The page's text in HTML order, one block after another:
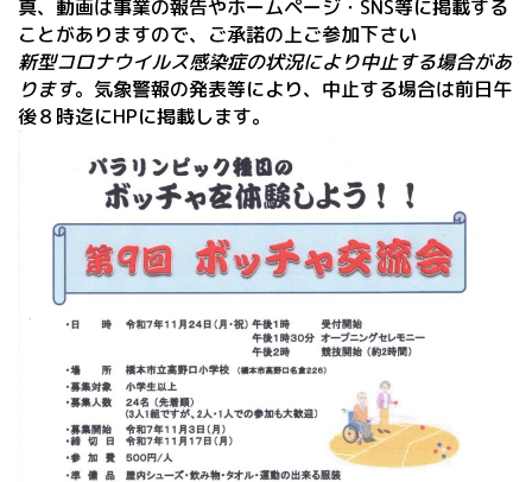
真、動画は事業の報告やホームページ・SNS等に掲載する
ことがありますので、ご承諾の上ご参加下さい
新型コロナウイルス感染症の状況により中止する場合があ
ります。気象警報の発表等により、中止する場合は前日午
後８時迄にHPに掲載します。